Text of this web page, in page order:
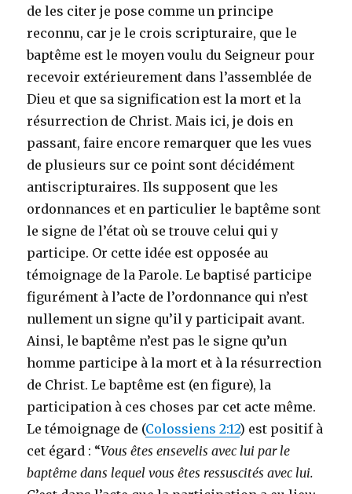
de les citer je pose comme un principe
reconnu, car je le crois scripturaire, que le
baptême est le moyen voulu du Seigneur pour
recevoir extérieurement dans l’assemblée de
Dieu et que sa signification est la mort et la
résurrection de Christ. Mais ici, je dois en
passant, faire encore remarquer que les vues
de plusieurs sur ce point sont décidément
antiscripturaires. Ils supposent que les
ordonnances et en particulier le baptême sont
le signe de l’état où se trouve celui qui y
participe. Or cette idée est opposée au
témoignage de la Parole. Le baptisé participe
figurément à l’acte de l’ordonnance qui n’est
nullement un signe qu’il y participait avant.
Ainsi, le baptême n’est pas le signe qu’un
homme participe à la mort et à la résurrection
de Christ. Le baptême est (en figure), la
participation à ces choses par cet acte même.
Le témoignage de (Colossiens 2:12) est positif à
cet égard : “Vous êtes ensevelis avec lui par le
baptême dans lequel vous êtes ressuscités avec lui.